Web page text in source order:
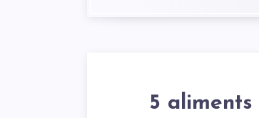
5 aliments